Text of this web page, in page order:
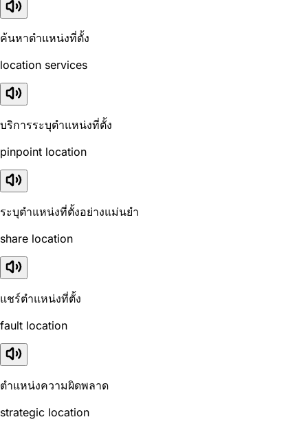
ค้นหาตำแหน่งที่ตั้ง
location services
บริการระบุตำแหน่งที่ตั้ง
pinpoint location
ระบุตำแหน่งที่ตั้งอย่างแม่นยำ
share location
แชร์ตำแหน่งที่ตั้ง
fault location
ตำแหน่งความผิดพลาด
strategic location